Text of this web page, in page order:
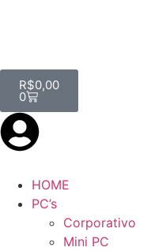
R$0,00
0
HOME
PC’s
Corporativo
Mini PC